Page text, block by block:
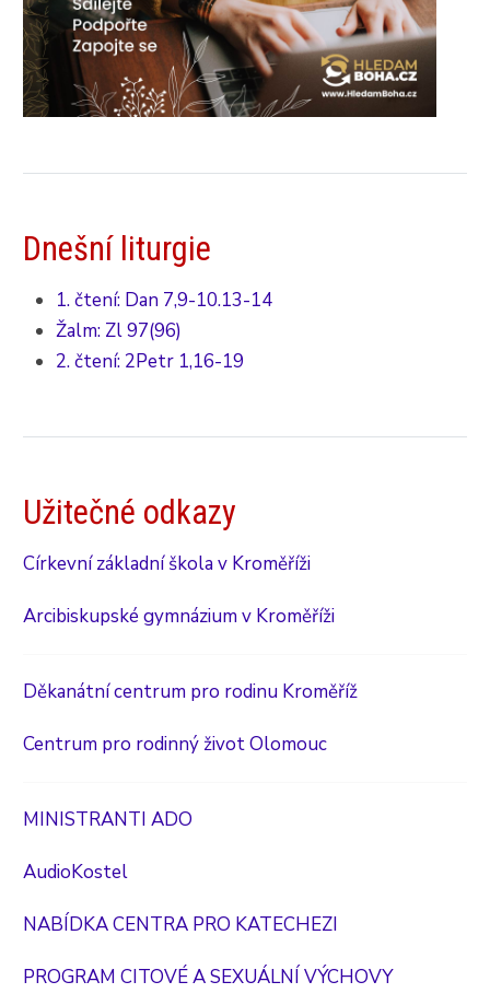
Dnešní liturgie
1. čtení: Dan 7,9-10.13-14
Žalm: Zl 97(96)
2. čtení: 2Petr 1,16-19
Užitečné odkazy
Církevní základní škola v Kroměříži
Arcibiskupské gymnázium v Kroměříži
Děkanátní centrum pro rodinu Kroměříž
Centrum pro rodinný život Olomouc
MINISTRANTI ADO
AudioKostel
NABÍDKA CENTRA PRO KATECHEZI
PROGRAM CITOVÉ A SEXUÁLNÍ VÝCHOVY